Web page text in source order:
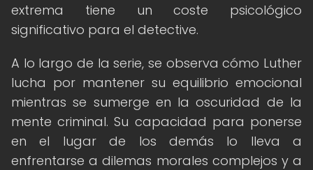
extrema tiene un coste psicológico
significativo para el detective.
A lo largo de la serie, se observa cómo Luther
lucha por mantener su equilibrio emocional
mientras se sumerge en la oscuridad de la
mente criminal. Su capacidad para ponerse
en el lugar de los demás lo lleva a
enfrentarse a dilemas morales complejos y a